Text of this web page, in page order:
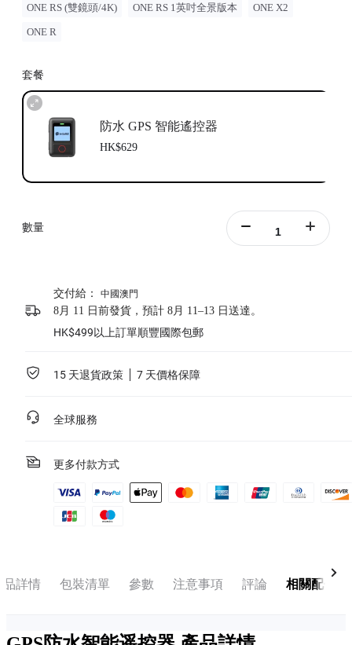
ONE RS (雙鏡頭/4K) ONE RS 1英吋全景版本 ONE X2
ONE R
套餐
防水 GPS 智能遙控器
HK$629
數量
交付給： 中國澳門
8月 11 日前發貨，預計 8月 11–13 日送達。
HK$499以上訂單順豐國際包郵
15 天退貨政策 7 天價格保障
全球服務
更多付款方式
品詳情 包裝清單 參數 注意事項 評論 相關配件